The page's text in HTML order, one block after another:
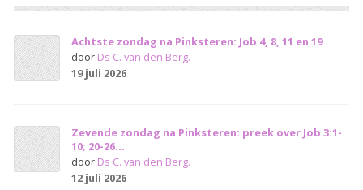
Achtste zondag na Pinksteren: Job 4, 8, 11 en 19
door Ds C. van den Berg.
19 juli 2026
Zevende zondag na Pinksteren: preek over Job 3:1-
10; 20-26...
door Ds C. van den Berg.
12 juli 2026